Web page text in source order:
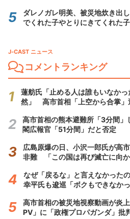
ダレノガレ明美、被災地炊き出
でくれた子やとりにきてくれた子
J-CAST ニュース
コメントランキング
蓮舫氏「止める人は誰もいなか
然」 高市首相「上空から合掌」
高市首相の熊本避難所「3分間
閣広報官「51分間」だと否定
広島原爆の日、小沢一郎氏が高
非難 「この国は再び滅亡に向か
なぜ「戻るな」と言えなかった
幸平氏も逡巡「ボクもできなか
高市首相の被災地視察動画が炎
PV」に「政権プロパガンダ」批